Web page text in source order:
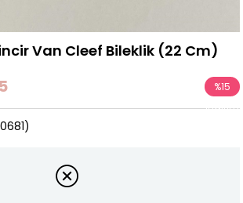
Van Cleef Bileklik (22 Cm)
%15
İndirim